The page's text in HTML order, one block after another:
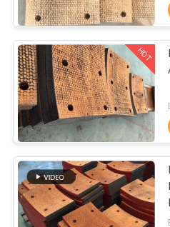
PRIVACY
POLICYBahan
Bahan
Tenun
HOT